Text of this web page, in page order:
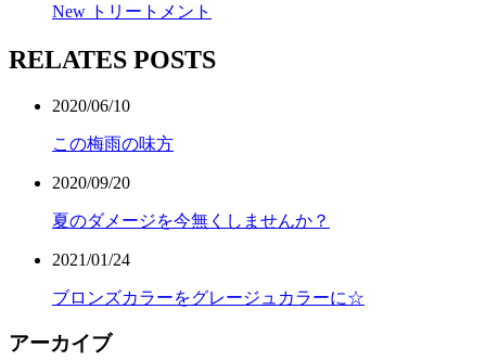
New トリートメント
RELATES POSTS
2020/06/10
この梅雨の味方
2020/09/20
夏のダメージを今無くしませんか？
2021/01/24
ブロンズカラーをグレージュカラーに☆
アーカイブ